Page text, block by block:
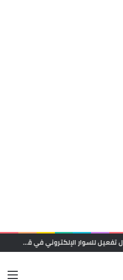
سابقة قضائية بالمغرب.. أول تفعيل للسوار الإلكتروني في قضايا الشيك يدخل حيز التنفيذ